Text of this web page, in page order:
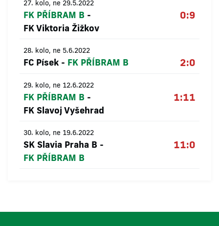
27. kolo, ne 29.5.2022
FK PŘÍBRAM B -
FK Viktoria Žižkov
0:9
28. kolo, ne 5.6.2022
FC Písek - FK PŘÍBRAM B 2:0
29. kolo, ne 12.6.2022
FK PŘÍBRAM B -
FK Slavoj Vyšehrad
1:11
30. kolo, ne 19.6.2022
SK Slavia Praha B -
FK PŘÍBRAM B
11:0